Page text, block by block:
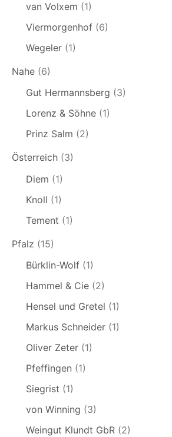
van Volxem (1)
Viermorgenhof (6)
Wegeler (1)
Nahe (6)
Gut Hermannsberg (3)
Lorenz & Söhne (1)
Prinz Salm (2)
Österreich (3)
Diem (1)
Knoll (1)
Tement (1)
Pfalz (15)
Bürklin-Wolf (1)
Hammel & Cie (2)
Hensel und Gretel (1)
Markus Schneider (1)
Oliver Zeter (1)
Pfeffingen (1)
Siegrist (1)
von Winning (3)
Weingut Klundt GbR (2)